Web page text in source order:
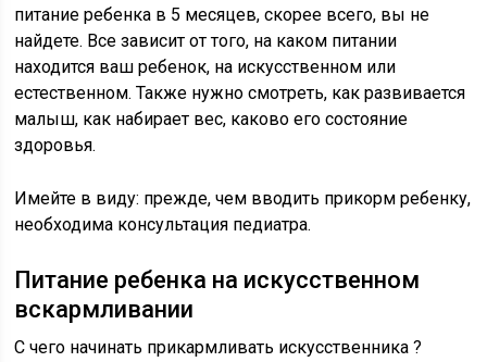
питание ребенка в 5 месяцев, скорее всего, вы не
найдете. Все зависит от того, на каком питании
находится ваш ребенок, на искусственном или
естественном. Также нужно смотреть, как развивается
малыш, как набирает вес, каково его состояние
здоровья.
Имейте в виду: прежде, чем вводить прикорм ребенку,
необходима консультация педиатра.
Питание ребенка на искусственном
вскармливании
С чего начинать прикармливать искусственника ?